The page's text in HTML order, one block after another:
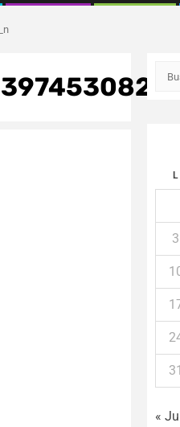
L
3
31
«